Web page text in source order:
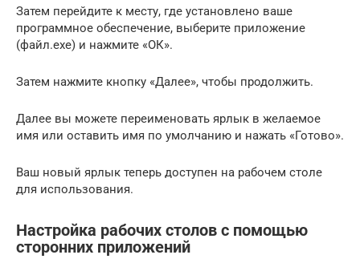
Затем перейдите к месту, где установлено ваше
программное обеспечение, выберите приложение
(файл.exe) и нажмите «ОК».
Затем нажмите кнопку «Далее», чтобы продолжить.
Далее вы можете переименовать ярлык в желаемое
имя или оставить имя по умолчанию и нажать «Готово».
Ваш новый ярлык теперь доступен на рабочем столе
для использования.
Настройка рабочих столов с помощью
сторонних приложений